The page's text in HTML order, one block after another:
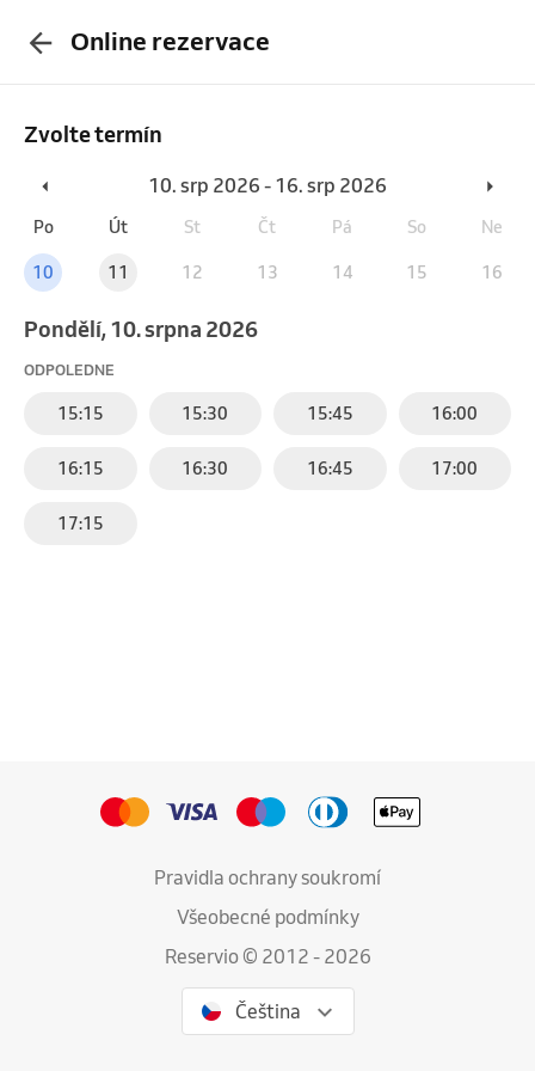
Online rezervace
Zvolte termín
10. srp 2026 - 16. srp 2026
Po Út St Čt Pá So Ne
10 11 12 13 14 15 16
pondělí, 10. srpna 2026
ODPOLEDNE
15:15 15:30 15:45 16:00
16:15 16:30 16:45 17:00
17:15
Pravidla ochrany soukromí
Všeobecné podmínky
Reservio © 2012 - 2026
Čeština